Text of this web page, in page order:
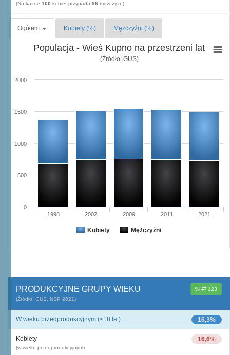
(Na każde 100 kobiet przypada 96 mężczyzn)
Ogółem Kobiety (%) Mężczyźni (%)
Populacja - Wieś Kupno na przestrzeni lat
(Źródło: GUS)
Kobiety Mężczyźni
1998 2002 2009 2011 2021
0
500
1000
1500
2000
% 123
PRODUKCYJNE GRUPY WIEKU
(Źródło: GUS, NSP 2021)
16,3%
W wieku przedprodukcyjnym (<18 lat)
16,6%
Kobiety
(w wieku przedprodukcyjnym)